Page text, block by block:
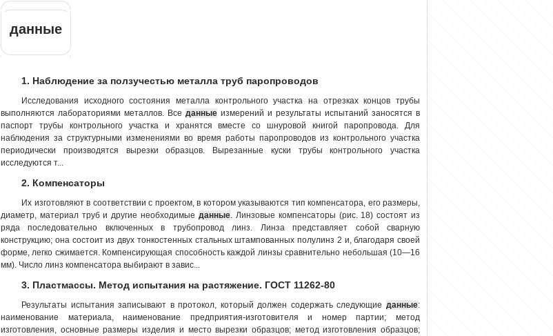
данные
1. Наблюдение за ползучестью металла труб паропроводов
Исследования исходного состояния металла контрольного участка на отрезках концов трубы
выполняются лабораториями металлов. Все данные измерений и результаты испытаний заносятся в
паспорт трубы контрольного участка и хранятся вместе со шнуровой книгой паропровода. Для
наблюдения за структурными изменениями во время работы паропроводов из контрольного участка
периодически производятся вырезки образцов. Вырезанные куски трубы контрольного участка
исследуются т...
2. Компенсаторы
Их изготовляют в соответствии с проектом, в котором указываются тип компенсатора, его размеры,
диаметр, материал труб и другие необходимые данные. Линзовые компенсаторы (рис. 18) состоят из
ряда последовательно включенных в трубопровод линз. Линза представляет собой сварную
конструкцию; она состоит из двух тонкостенных стальных штампованных полулинз 2 и, благодаря своей
форме, легко сжимается. Компенсирующая способность каждой линзы сравнительно небольшая (10—16
мм). Число линз компенсатора выбирают в завис...
3. Пластмассы. Метод испытания на растяжение. ГОСТ 11262-80
Результаты испытания записывают в протокол, который должен содержать следующие данные:
наименование материала, наименование предприятия-изготовителя и номер партии; метод
изготовления, основные размеры изделия и место вырезки образцов; метод изготовления образцов;